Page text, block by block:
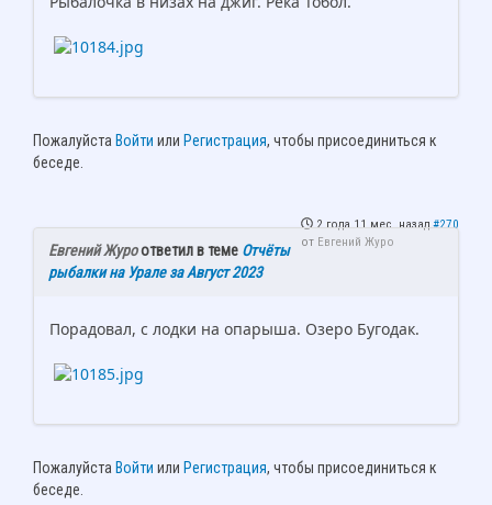
Пожалуйста Войти или Регистрация, чтобы присоединиться к
беседе.
2 года 11 мес. назад #270
от Евгений Журо
Евгений Журоответил в теме Отчёты
рыбалки на Урале за Август 2023
Порадовал, с лодки на опарыша. Озеро Бугодак.
Пожалуйста Войти или Регистрация, чтобы присоединиться к
беседе.